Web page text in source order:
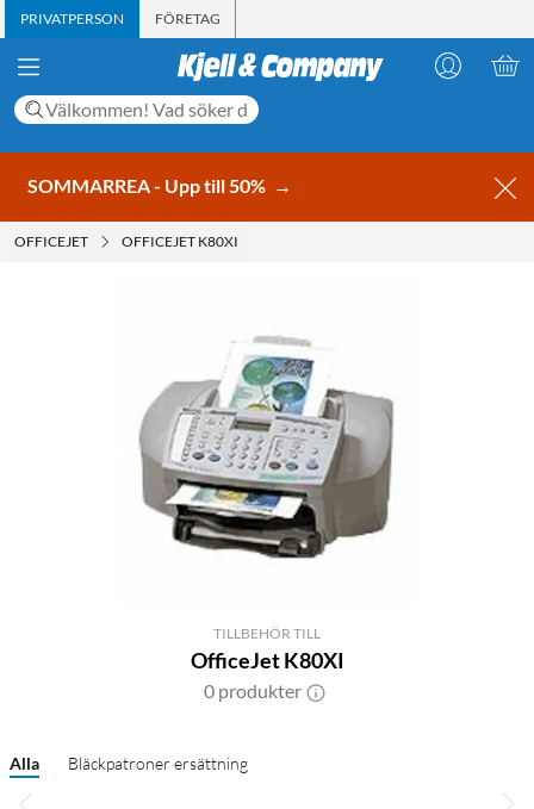
PRIVATPERSON FÖRETAG
SOMMARREA - Upp till 50% →
OFFICEJET OFFICEJET K80XI
TILLBEHÖR TILL
OfficeJet K80XI
0 produkter
Alla Bläckpatroner ersättning